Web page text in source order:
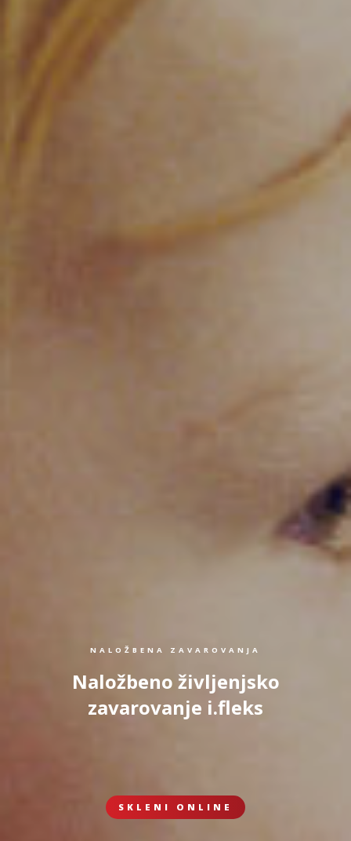
NALOŽBENA ZAVAROVANJA
Naložbeno življenjsko
zavarovanje i.fleks
SKLENI ONLINE